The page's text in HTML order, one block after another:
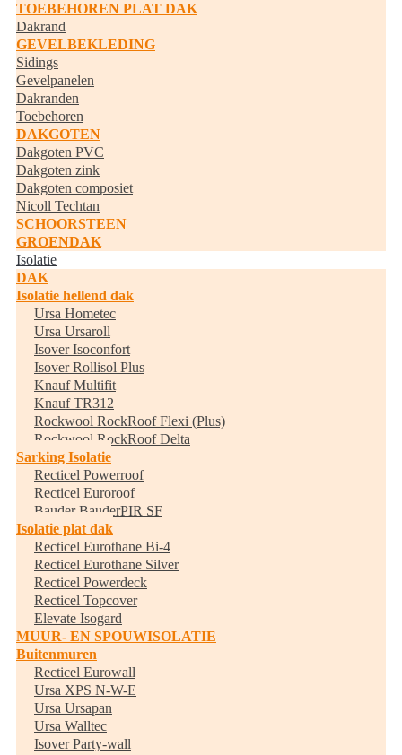
TOEBEHOREN PLAT DAK
Dakrand
GEVELBEKLEDING
Sidings
Gevelpanelen
Dakranden
Toebehoren
DAKGOTEN
Dakgoten PVC
Dakgoten zink
Dakgoten composiet
Nicoll Techtan
SCHOORSTEEN
GROENDAK
Isolatie
DAK
Isolatie hellend dak
Ursa Hometec
Ursa Ursaroll
Isover Isoconfort
Isover Rollisol Plus
Knauf Multifit
Knauf TR312
Rockwool RockRoof Flexi (Plus)
Rockwool RockRoof Delta
Sarking Isolatie
Recticel Powerroof
Recticel Euroroof
Bauder BauderPIR SF
Isolatie plat dak
Recticel Eurothane Bi-4
Recticel Eurothane Silver
Recticel Powerdeck
Recticel Topcover
Elevate Isogard
MUUR- EN SPOUWISOLATIE
Buitenmuren
Recticel Eurowall
Ursa XPS N-W-E
Ursa Ursapan
Ursa Walltec
Isover Party-wall